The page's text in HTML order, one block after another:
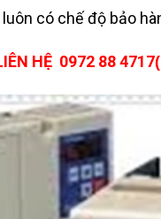
có chế độ bảo
HỆ 0972 88 4717